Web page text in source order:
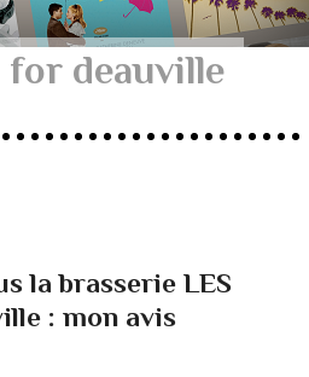
deauville
la brasserie LES
: mon avis